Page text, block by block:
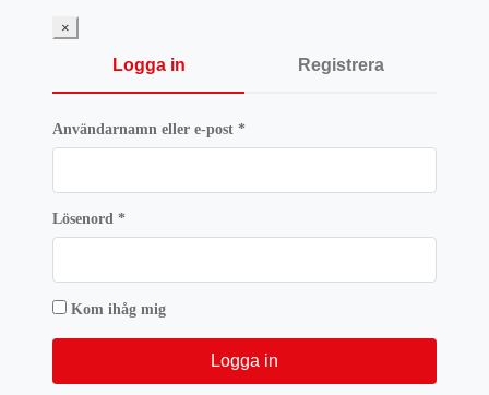
×
Logga in Registrera
Användarnamn eller e-post *Obligatoriskt
Lösenord *Obligatoriskt
Kom ihåg mig
Logga in